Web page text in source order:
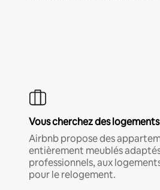
Vous cherchez des
Airbnb propose des
entièrement meublés
professionnels, aux
pour le relogement.